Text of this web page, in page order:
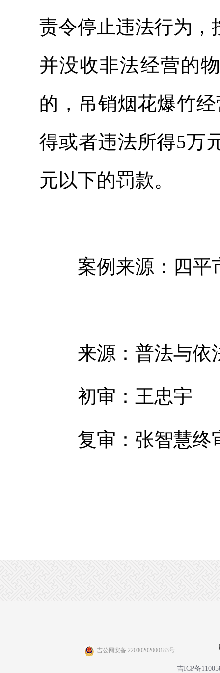
责令停止违法行为，
并没收非法经营的
的，吊销烟花爆竹
得或者违法所得5万
元以下的罚款。
案例来源： 四平
来源：普法与依
初审：王忠宇
复审：张智慧终
吉公网安备 22030202000183号
吉ICP备